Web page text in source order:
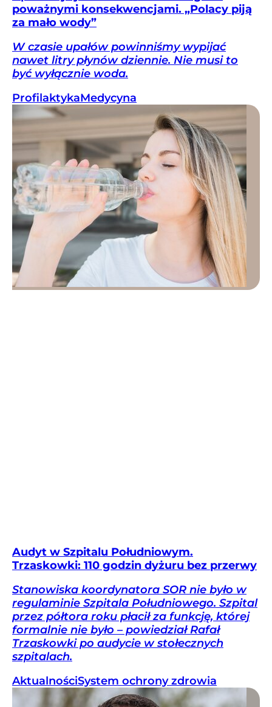
poważnymi konsekwencjami. „Polacy piją
za mało wody”
W czasie upałów powinniśmy wypijać
nawet litry płynów dziennie. Nie musi to
być wyłącznie woda.
ProfilaktykaMedycyna
Audyt w Szpitalu Południowym.
Trzaskowki: 110 godzin dyżuru bez przerwy
Stanowiska koordynatora SOR nie było w
regulaminie Szpitala Południowego. Szpital
przez półtora roku płacił za funkcję, której
formalnie nie było – powiedział Rafał
Trzaskowki po audycie w stołecznych
szpitalach.
AktualnościSystem ochrony zdrowia